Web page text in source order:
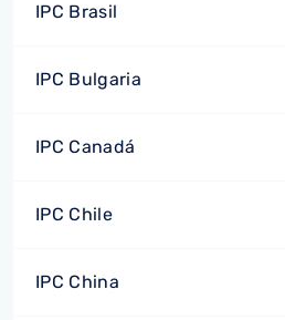
IPC Brasil
IPC Bulgaria
IPC Canadá
IPC Chile
IPC China